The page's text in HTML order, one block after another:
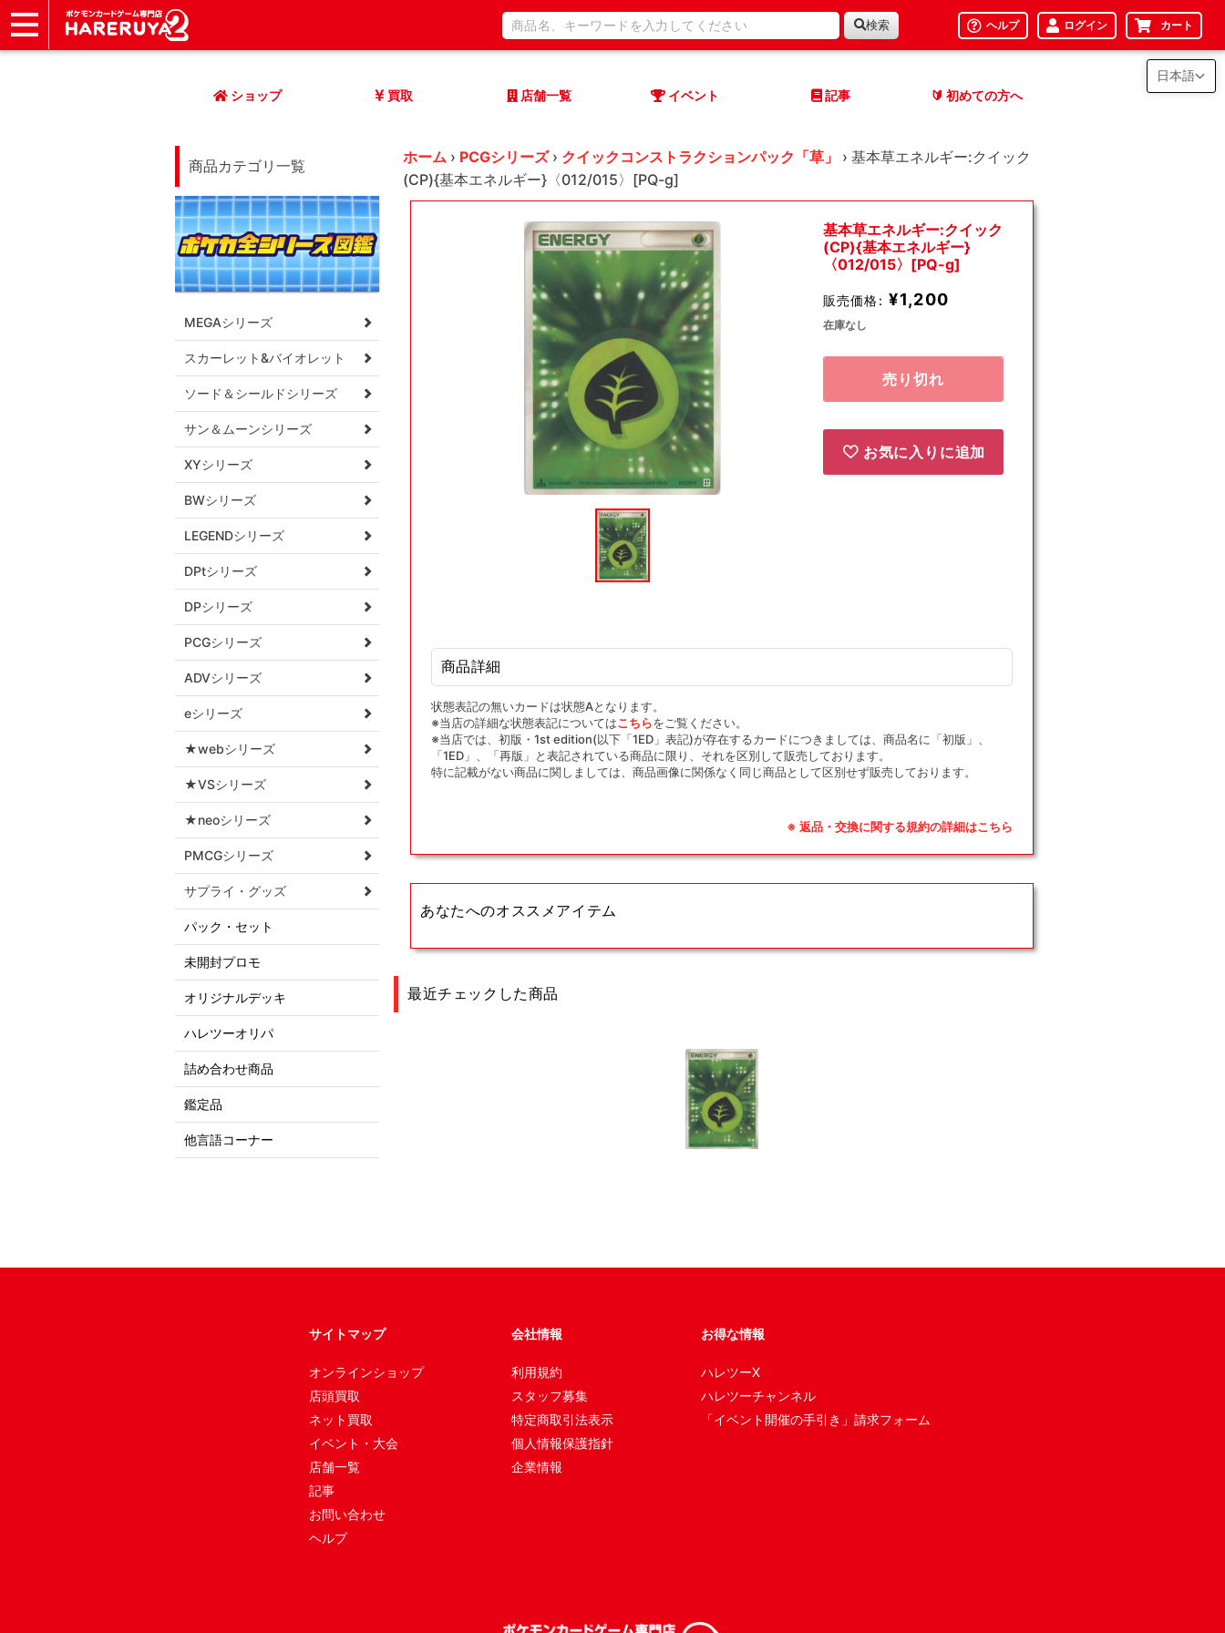
検索 ヘルプ ログイン カート
ショップ 買取 店舗一覧 イベント 記事 🔰 初めての方へ
商品カテゴリ一覧
MEGAシリーズ
スカーレット&バイオレット
ソード＆シールドシリーズ
サン＆ムーンシリーズ
XYシリーズ
BWシリーズ
LEGENDシリーズ
DPtシリーズ
DPシリーズ
PCGシリーズ
ADVシリーズ
eシリーズ
★webシリーズ
★VSシリーズ
★neoシリーズ
PMCGシリーズ
サプライ・グッズ
パック・セット
未開封プロモ
オリジナルデッキ
ハレツーオリパ
詰め合わせ商品
鑑定品
他言語コーナー
ホーム › PCGシリーズ › クイックコンストラクションパック「草」 › 基本草エネルギー:クイック
(CP){基本エネルギー}〈012/015〉[PQ-g]
(1)
を
基本草エネルギー:クイック
(CP){基本エネルギー}
〈012/015〉[PQ-g]
販売価格: ¥1,200
在庫なし
売り切れ
お気に入りに追加
商品詳細
状態表記の無いカードは状態Aとなります。
※当店の詳細な状態表記についてはこちらをご覧ください。
※当店では、初版・1st edition(以下「1ED」表記)が存在するカードにつきましては、商品名に「初版」、
「1ED」、「再版」と表記されている商品に限り、それを区別して販売しております。
特に記載がない商品に関しましては、商品画像に関係なく同じ商品として区別せず販売しております。
※ 返品・交換に関する規約の詳細はこちら
あなたへのオススメアイテム
最近チェックした商品
サイトマップ
オンラインショップ
店頭買取
ネット買取
イベント・大会
店舗一覧
記事
お問い合わせ
ヘルプ
会社情報
利用規約
スタッフ募集
特定商取引法表示
個人情報保護指針
企業情報
お得な情報
ハレツーX
ハレツーチャンネル
「イベント開催の手引き」請求フォーム
日本語